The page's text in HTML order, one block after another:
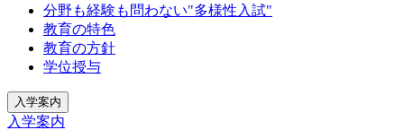
分野も経験も問わない"多様性入試"
教育の特色
教育の方針
学位授与
入学案内
入学案内